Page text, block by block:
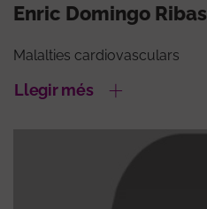
Enric Domingo Ribas
Malalties cardiovasculars
Llegir més